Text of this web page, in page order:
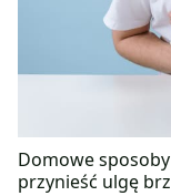
Domowe
przynieść ulgę